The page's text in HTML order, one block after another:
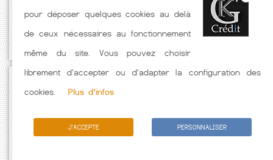
hors assurance. Taux crédit immobilier indicatif fonction des
caractéristiques de l'emprunteur.
pour déposer quelques cookies au delà
de ceux nécessaires au fonctionnement
même du site. Vous pouvez choisir
librement d'accepter ou d'adapter la configuration des
cookies.
Plus d'infos
J'ACCEPTE PERSONNALISER